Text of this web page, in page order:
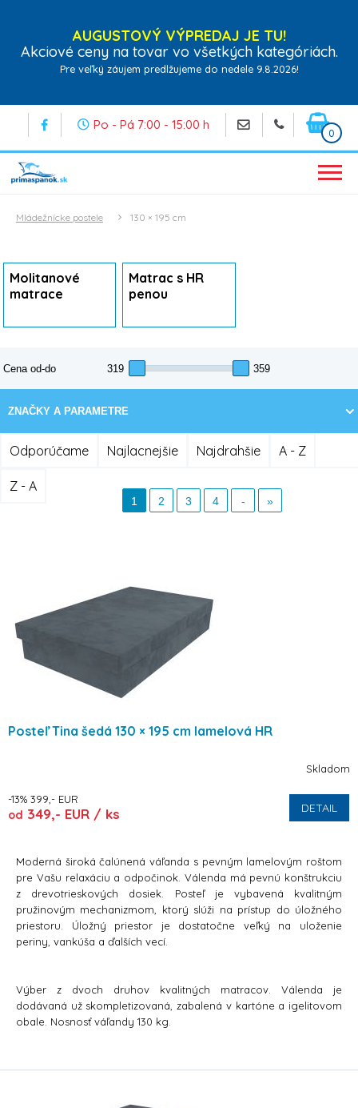
AUGUSTOVÝ VÝPREDAJ JE TU!
Akciové ceny na tovar vo všetkých kategóriách.
Pre veľký záujem predlžujeme do nedele 9.8.2026!
0
Po - Pá 7:00 - 15:00 h
Mládežnícke postele 130 × 195 cm
Molitanové
matrace
Matrac s HR
penou
Cena od-do
ZNAČKY A PARAMETRE
Odporúčame Najlacnejšie Najdrahšie A - Z
Z - A
1 2 3 4 - »
Posteľ Tina šedá 130 × 195 cm lamelová HR
Skladom
-13% 399,- EUR
od 349,- EUR / ks DETAIL
Moderná široká čalúnená váľanda s pevným lamelovým roštom
pre Vašu relaxáciu a odpočinok. Válenda má pevnú konštrukciu
z drevotrieskových dosiek. Posteľ je vybavená kvalitným
pružinovým mechanizmom, ktorý slúži na prístup do úložného
priestoru. Úložný priestor je dostatočne veľký na uloženie
periny, vankúša a ďalších vecí.
Výber z dvoch druhov kvalitných matracov. Válenda je
dodávaná už skompletizovaná, zabalená v kartóne a igelitovom
obale. Nosnosť váľandy 130 kg.